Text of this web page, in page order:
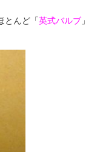
とんど「英式バルブ 」